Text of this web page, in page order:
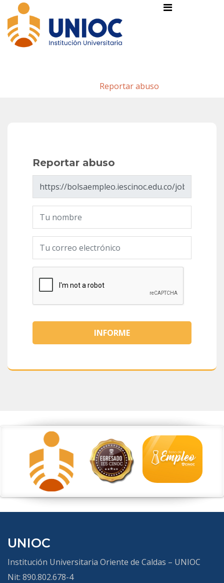
Reportar abuso
Reportar abuso
UNIOC
Institución Universitaria Oriente de Caldas – UNIOC
Nit: 890.802.678-4